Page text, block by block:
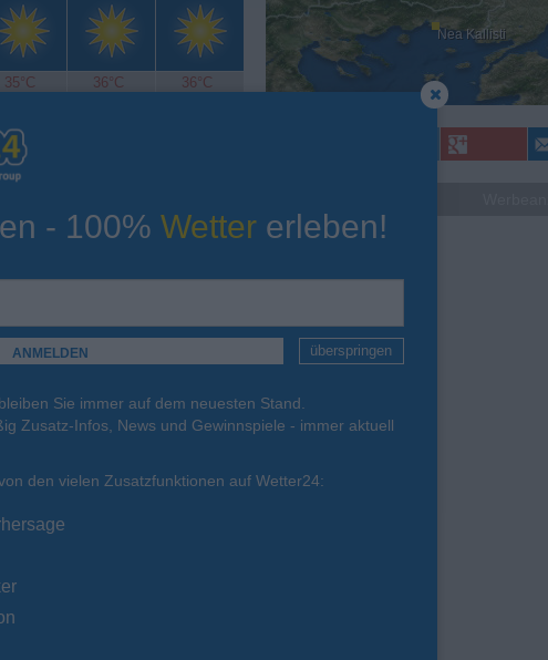
35°C 36°C 36°C
Temperatur
. 18.08. Mi. 19.08. Do. 20.08.
32°C
Nea Kallisti
- 100% Wetter erleben!
überspringen
Sie immer auf dem neuesten Stand.
Zusatz-Infos, News und Gewinnspiele - immer aktuell
den vielen Zusatzfunktionen auf Wetter24: